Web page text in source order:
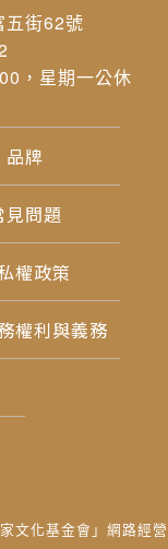
五街62號
，星期一公休
品牌
見問題
權政策
權利與義務
文化基金會」網路經營